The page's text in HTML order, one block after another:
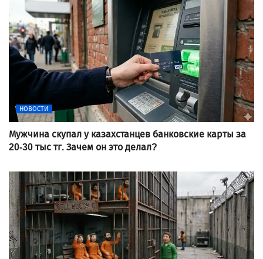
НОВОСТИ
Мужчина скупал у казахстанцев банковские карты за
20-30 тыс тг. Зачем он это делал?